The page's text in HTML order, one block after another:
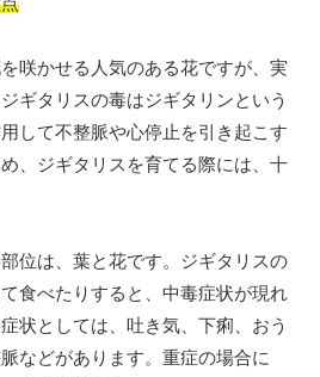
咲かせる人気のある花ですが、実
ギタリスの毒はジギタリンという
して不整脈や心停止を引き起こす
、ジギタリスを育てる際には、十
位は、葉と花です。ジギタリスの
食べたりすると、中毒症状が現れ
状としては、吐き気、下痢、おう
などがあります。重症の場合に